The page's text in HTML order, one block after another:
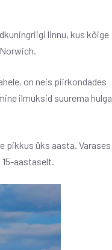
linnu, kus kõige
on neis piirkondades
ilmuksid suurema hulga
pikkus üks aasta. Varases
aastaselt.